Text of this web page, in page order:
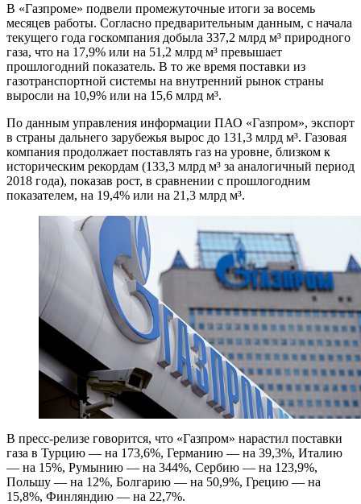
В «Газпроме» подвели промежуточные итоги за восемь
месяцев работы. Согласно предварительным данным, с начала
текущего года госкомпания добыла 337,2 млрд м³ природного
газа, что на 17,9% или на 51,2 млрд м³ превышает
прошлогодний показатель. В то же время поставки из
газотранспортной системы на внутренний рынок страны
выросли на 10,9% или на 15,6 млрд м³.
По данным управления информации ПАО «Газпром», экспорт
в страны дальнего зарубежья вырос до 131,3 млрд м³. Газовая
компания продолжает поставлять газ на уровне, близком к
историческим рекордам (133,3 млрд м³ за аналогичный период
2018 года), показав рост, в сравнении с прошлогодним
показателем, на 19,4% или на 21,3 млрд м³.
В пресс-релизе говорится, что «Газпром» нарастил поставки
газа в Турцию — на 173,6%, Германию — на 39,3%, Италию
— на 15%, Румынию — на 344%, Сербию — на 123,9%,
Польшу — на 12%, Болгарию — на 50,9%, Грецию — на
15,8%, Финляндию — на 22,7%.